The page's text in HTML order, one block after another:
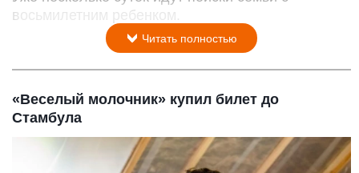
восьмилетним ребенком.
Читать полностью
«Веселый молочник» купил билет до
Стамбула